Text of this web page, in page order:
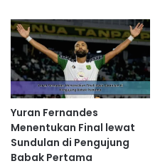
Yuran Fernandes
Menentukan Final lewat
Sundulan di Pengujung
Babak Pertama